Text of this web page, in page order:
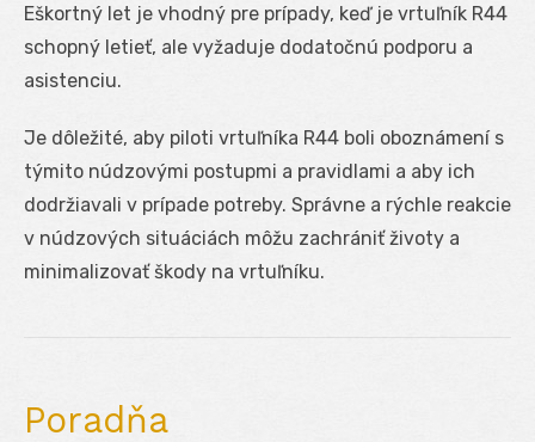
Eškortný let je vhodný pre prípady, keď je vrtuľník R44
schopný letieť, ale vyžaduje dodatočnú podporu a
asistenciu.
Je dôležité, aby piloti vrtuľníka R44 boli oboznámení s
týmito núdzovými postupmi a pravidlami a aby ich
dodržiavali v prípade potreby. Správne a rýchle reakcie
v núdzových situáciách môžu zachrániť životy a
minimalizovať škody na vrtuľníku.
Poradňa